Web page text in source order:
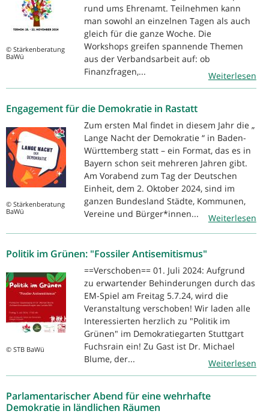
© Stärkenberatung
BaWü
rund ums Ehrenamt. Teilnehmen kann
man sowohl an einzelnen Tagen als auch
gleich für die ganze Woche. Die
Workshops greifen spannende Themen
aus der Verbandsarbeit auf: ob
Finanzfragen,...
Weiterlesen
Engagement für die Demokratie in Rastatt
© Stärkenberatung
BaWü
Zum ersten Mal findet in diesem Jahr die „
Lange Nacht der Demokratie “ in Baden-
Württemberg statt – ein Format, das es in
Bayern schon seit mehreren Jahren gibt.
Am Vorabend zum Tag der Deutschen
Einheit, dem 2. Oktober 2024, sind im
ganzen Bundesland Städte, Kommunen,
Vereine und Bürger*innen...
Weiterlesen
Politik im Grünen: "Fossiler Antisemitismus"
© STB BaWü
==Verschoben== 01. Juli 2024: Aufgrund
zu erwartender Behinderungen durch das
EM-Spiel am Freitag 5.7.24, wird die
Veranstaltung verschoben! Wir laden alle
Interessierten herzlich zu "Politik im
Grünen" im Demokratiegarten Stuttgart
Fuchsrain ein! Zu Gast ist Dr. Michael
Blume, der...
Weiterlesen
Parlamentarischer Abend für eine wehrhafte
Demokratie in ländlichen Räumen